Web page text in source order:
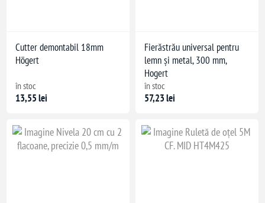
Cutter demontabil 18mm
Högert
în stoc
13,55 lei
Fierăstrău universal pentru
lemn și metal, 300 mm,
Hogert
în stoc
57,23 lei